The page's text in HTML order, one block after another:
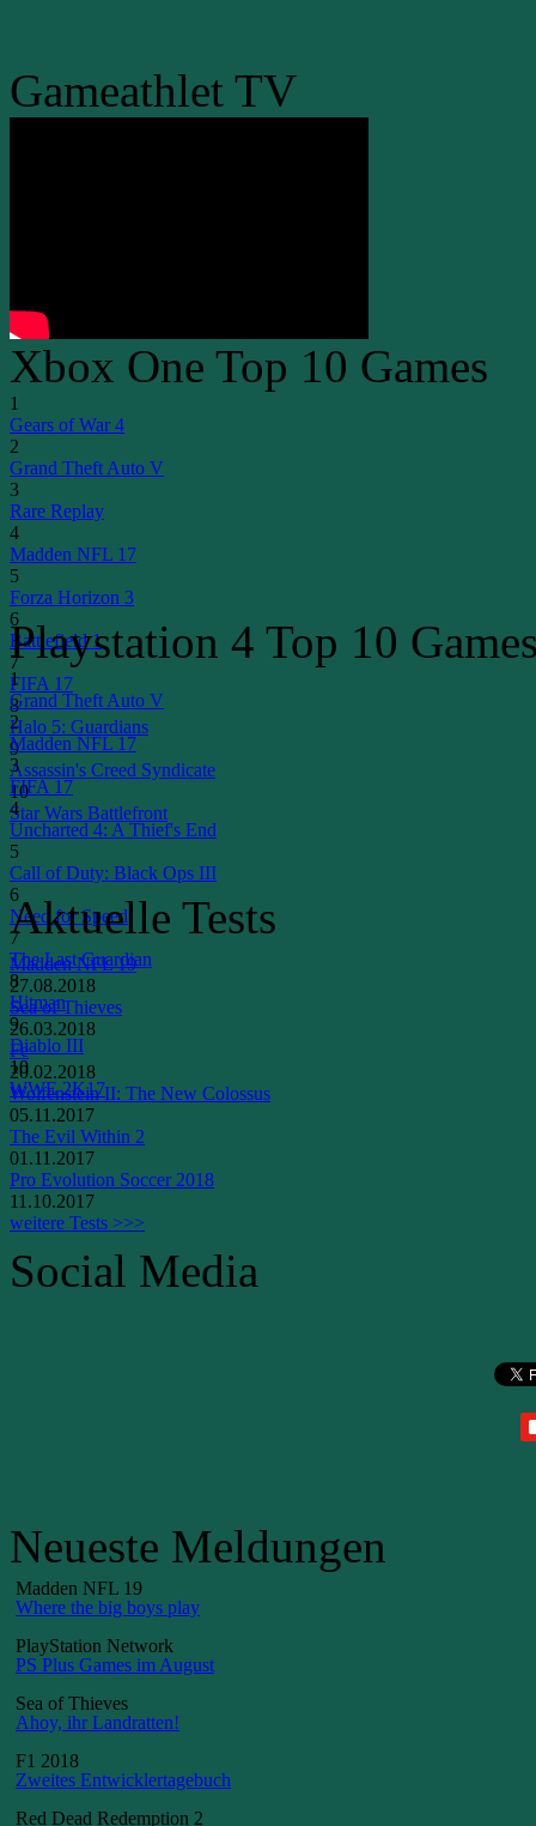
Gameathlet TV
Xbox One Top 10 Games
1
Gears of War 4
2
Grand Theft Auto V
3
Rare Replay
4
Madden NFL 17
5
Forza Horizon 3
6
Battlefield 1
7
FIFA 17
8
Halo 5: Guardians
9
Assassin's Creed Syndicate
10
Star Wars Battlefront
Playstation 4 Top 10
1
Grand Theft Auto V
2
Madden NFL 17
3
FIFA 17
4
Uncharted 4: A Thief's End
5
Call of Duty: Black Ops III
6
Need for Speed
7
The Last Guardian
8
Hitman
9
Diablo III
10
WWE 2K17
Aktuelle Tests
Madden NFL 19
27.08.2018
Sea of Thieves
26.03.2018
Fe
20.02.2018
Wolfenstein II: The New Colossus
05.11.2017
The Evil Within 2
01.11.2017
Pro Evolution Soccer 2018
11.10.2017
weitere Tests >>>
Social Media
Neueste Meldungen
Madden NFL 19
Where the big boys play
PlayStation Network
PS Plus Games im August
Sea of Thieves
Ahoy, ihr Landratten!
F1 2018
Zweites Entwicklertagebuch
Red Dead Redemption 2